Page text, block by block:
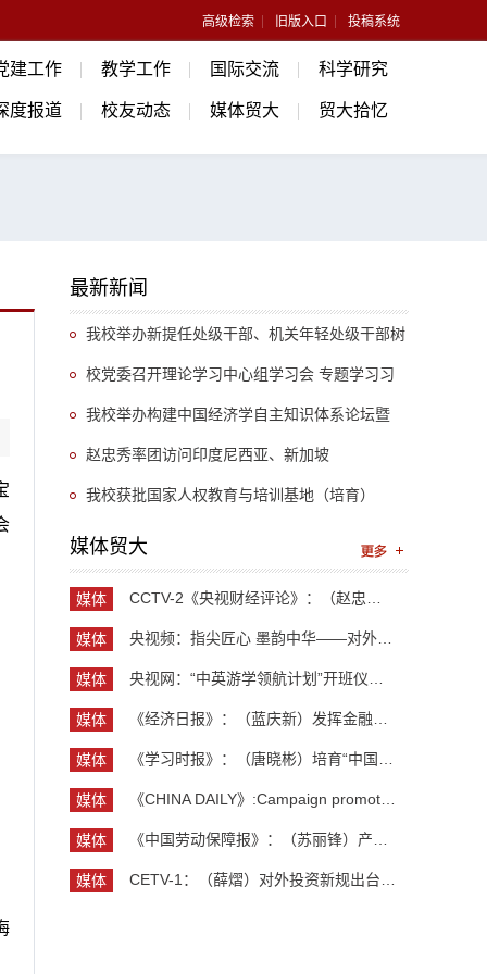
高级检索 旧版入口 投稿系统
建工作 教学工作 国际交流 科学研究
度报道 校友动态 媒体贸大 贸大拾忆
最新新闻
我校举办新提任处级干部、机关年轻处级干部树
立和践行正确政绩观专题培训班
校党委召开理论学习中心组学习会 专题学习习
近平总书记关于推动哲学社会科学高质量发展的重
要指示精神
我校举办构建中国经济学自主知识体系论坛暨
《中国开放型经济学》教学研讨会
赵忠秀率团访问印度尼西亚、新加坡
我校获批国家人权教育与培训基地（培育）
媒体贸大
媒体
媒体
媒体
媒体
媒体
媒体
媒体
媒体